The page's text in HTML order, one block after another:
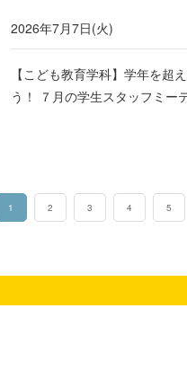
2026年7月7日(火)
【こども教育学科】学年を超
う！ ７月の学生スタッフミー
1
（このページ）
2 3 4 5